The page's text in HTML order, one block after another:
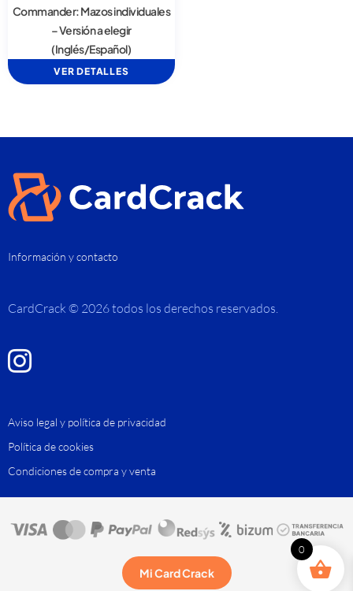
Commander: Mazos individuales
– Versión a elegir
(Inglés/Español)
VER DETALLES
Información y contacto
CardCrack © 2026 todos los derechos reservados.
Aviso legal y política de privacidad
Política de cookies
Condiciones de compra y venta
Mi Card Crack
0